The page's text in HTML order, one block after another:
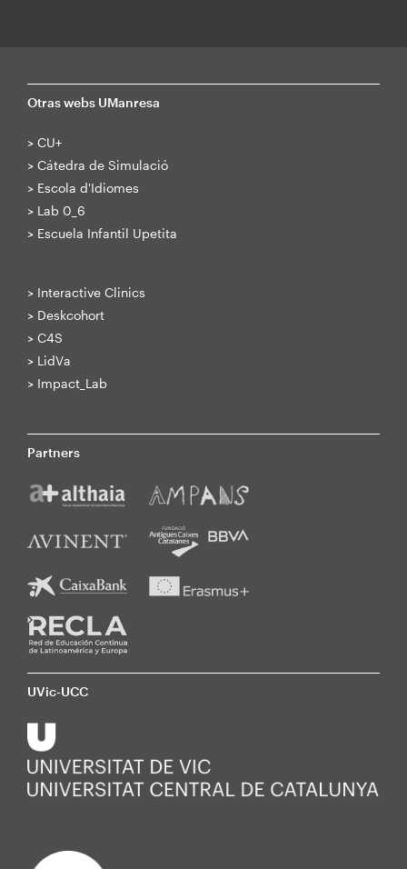
Otras webs UManresa
> CU+
> Cátedra de Simulació
> Escola d'Idiomes
> Lab 0_6
> Escuela Infantil Upetita
> Interactive Clinics
> Deskcohort
> C4S
> LidVa
> Impact_Lab
Partners
UVic-UCC